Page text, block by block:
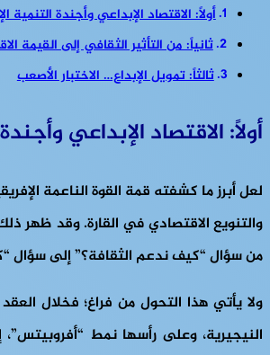
أولاً: الاقتصاد الإبداعي وأجندة التنمية
ثانياً: من التأثير الثقافي إلى القيمة
ثالثاً: تمويل الإبداع… الاختبار الأصعب
أولاً: الاقتصاد الإبداعي
والتنويع الاقتصادي في القارة. وقد ظهر
من سؤال “كيف ندعم الثقافة؟” إلى سؤال
ولا يأتي هذا التحول من فراغ؛ فخلال
النيجيرية، وعلى رأسها نمط